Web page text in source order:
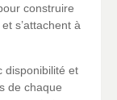
construire
s’attachent à
disponibilité et
de chaque